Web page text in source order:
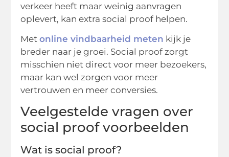
verkeer heeft maar weinig aanvragen
oplevert, kan extra social proof helpen.
Metonline vindbaarheid meten kijk je
breder naar je groei. Social proof zorgt
misschien niet direct voor meer bezoekers,
maar kan wel zorgen voor meer
vertrouwen en meer conversies.
Veelgestelde vragen over
social proof voorbeelden
Wat is social proof?